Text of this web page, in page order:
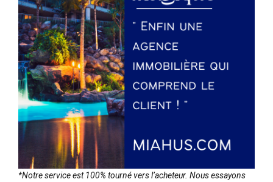
*Notre service est 100% tourné vers l’acheteur. Nous essayons